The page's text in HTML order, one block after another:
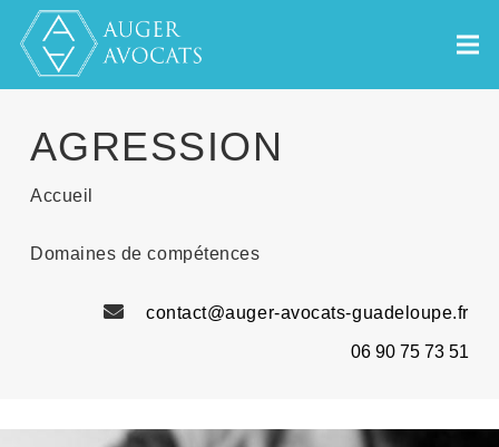
AGRESSION
Accueil
Domaines de compétences
contact@auger-avocats-guadeloupe.fr
06 90 75 73 51